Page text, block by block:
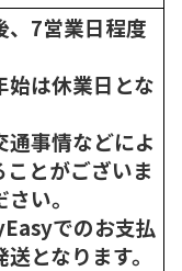
、7営業日程度
は休業日とな
事情などによ
とがございま
い。
でのお支払
となります。